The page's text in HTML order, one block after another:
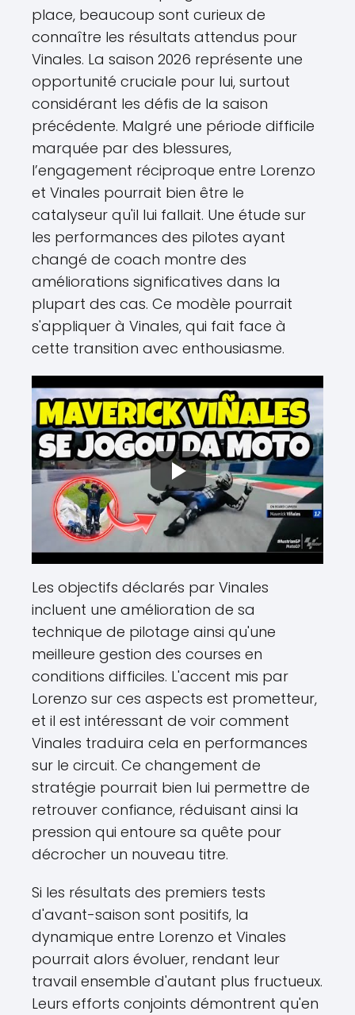
place, beaucoup sont curieux de
connaître les résultats attendus pour
Vinales. La saison 2026 représente une
opportunité cruciale pour lui, surtout
considérant les défis de la saison
précédente. Malgré une période difficile
marquée par des blessures,
l’engagement réciproque entre Lorenzo
et Vinales pourrait bien être le
catalyseur qu'il lui fallait. Une étude sur
les performances des pilotes ayant
changé de coach montre des
améliorations significatives dans la
plupart des cas. Ce modèle pourrait
s'appliquer à Vinales, qui fait face à
cette transition avec enthousiasme.
Les objectifs déclarés par Vinales
incluent une amélioration de sa
technique de pilotage ainsi qu'une
meilleure gestion des courses en
conditions difficiles. L'accent mis par
Lorenzo sur ces aspects est prometteur,
et il est intéressant de voir comment
Vinales traduira cela en performances
sur le circuit. Ce changement de
stratégie pourrait bien lui permettre de
retrouver confiance, réduisant ainsi la
pression qui entoure sa quête pour
décrocher un nouveau titre.
Si les résultats des premiers tests
d'avant-saison sont positifs, la
dynamique entre Lorenzo et Vinales
pourrait alors évoluer, rendant leur
travail ensemble d'autant plus fructueux.
Leurs efforts conjoints démontrent qu'en